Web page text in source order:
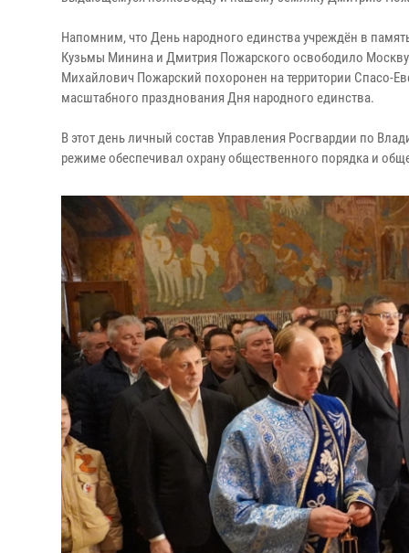
Напомним, что День народного единства учреждён в
Кузьмы Минина и Дмитрия Пожарского освободило
Михайлович Пожарский похоронен на территории Спасо-
масштабного празднования Дня народного единства.
В этот день личный состав Управления Росгвардии по
режиме обеспечивал охрану общественного порядка и